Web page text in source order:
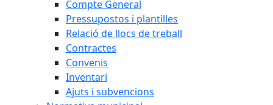
Compte General
Pressupostos i plantilles
Relació de llocs de treball
Contractes
Convenis
Inventari
Ajuts i subvencions